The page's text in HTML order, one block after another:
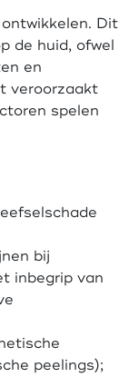
Dit
de huid, ofwel
en
veroorzaakt
spelen
bij
inbegrip van
peelings);